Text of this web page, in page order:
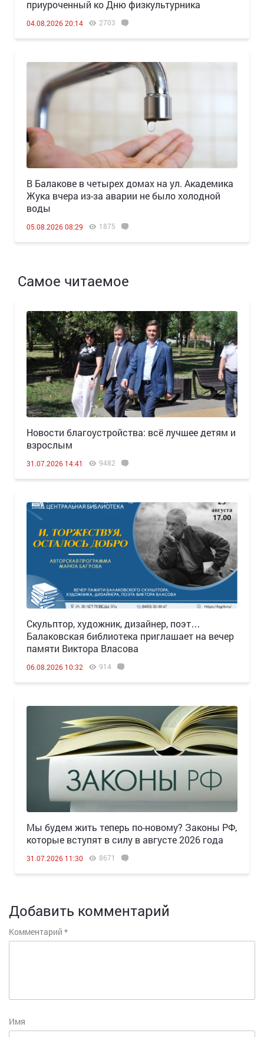
приуроченный ко Дню физкультурника
04.08.2026 20:14 2703
В Балакове в четырех домах на ул. Академика
Жука вчера из-за аварии не было холодной
воды
05.08.2026 08:29 1875
Самое читаемое
Новости благоустройства: всё лучшее детям и
взрослым
31.07.2026 14:41 9482
Скульптор, художник, дизайнер, поэт…
Балаковская библиотека приглашает на вечер
памяти Виктора Власова
06.08.2026 10:32 914
Мы будем жить теперь по-новому? Законы РФ,
которые вступят в силу в августе 2026 года
31.07.2026 11:30 8671
Добавить комментарий
Комментарий *
Имя